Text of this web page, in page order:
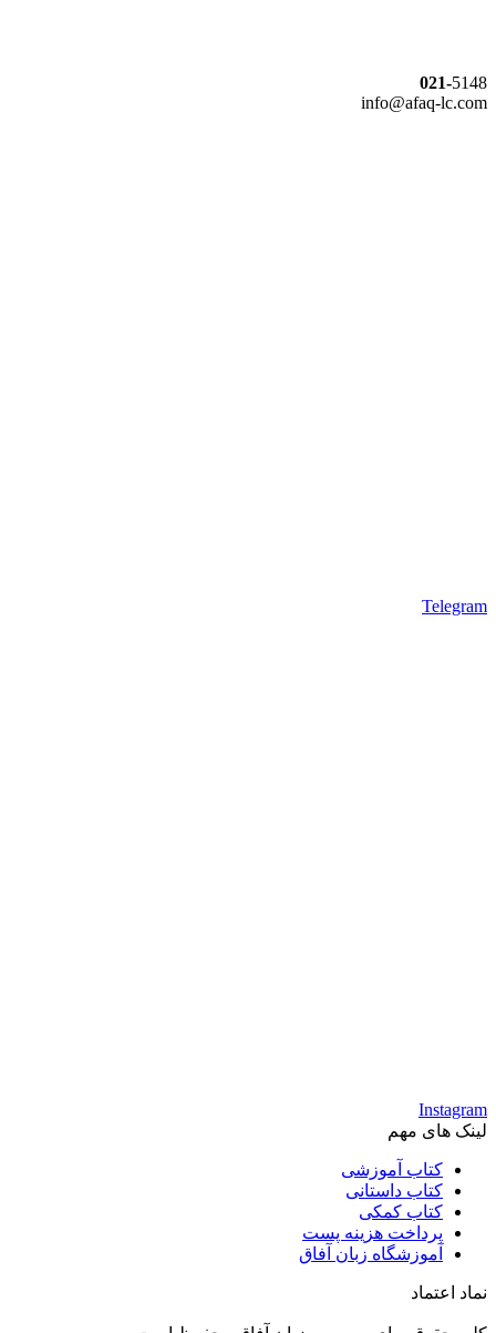
021-5148
info@afaq-lc.com
Telegram
Instagram
لینک های مهم
کتاب آموزشی
کتاب داستانی
کتاب کمکی
پرداخت هزینه پست
آموزشگاه زبان آفاق
نماد اعتماد